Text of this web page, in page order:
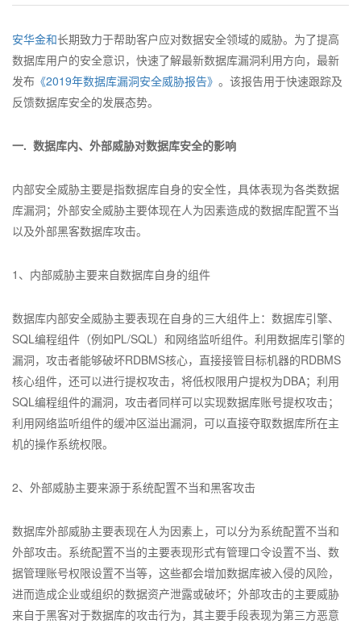
安华金和长期致力于帮助客户应对数据安全领域的威胁。为了提高
数据库用户的安全意识，快速了解最新数据库漏洞利用方向，最新
发布 《2019年数据库漏洞安全威胁报告》 。该报告用于快速跟踪及
反馈数据库安全的发展态势。
一. 数据库内、外部威胁对数据库安全的影响
内部安全威胁主要是指数据库自身的安全性，具体表现为各类数据
库漏洞；外部安全威胁主要体现在人为因素造成的数据库配置不当
以及外部黑客数据库攻击。
1、内部威胁主要来自数据库自身的组件
数据库内部安全威胁主要表现在自身的三大组件上：数据库引擎、
SQL编程组件（例如PL/SQL）和网络监听组件。利用数据库引擎的
漏洞，攻击者能够破坏RDBMS核心，直接接管目标机器的RDBMS
核心组件，还可以进行提权攻击，将低权限用户提权为DBA；利用
SQL编程组件的漏洞，攻击者同样可以实现数据库账号提权攻击；
利用网络监听组件的缓冲区溢出漏洞，可以直接夺取数据库所在主
机的操作系统权限。
2、外部威胁主要来源于系统配置不当和黑客攻击
数据库外部威胁主要表现在人为因素上，可以分为系统配置不当和
外部攻击。系统配置不当的主要表现形式有管理口令设置不当、数
据管理账号权限设置不当等，这些都会增加数据库被入侵的风险，
进而造成企业或组织的数据资产泄露或破坏；外部攻击的主要威胁
来自于黑客对于数据库的攻击行为，其主要手段表现为第三方恶意